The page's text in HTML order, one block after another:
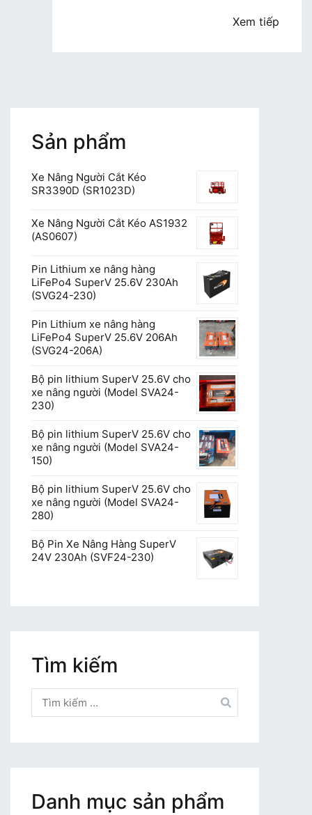
Xem tiếp
Sản phẩm
Xe Nâng Người Cắt Kéo
SR3390D (SR1023D)
Xe Nâng Người Cắt Kéo AS1932
(AS0607)
Pin Lithium xe nâng hàng
LiFePo4 SuperV 25.6V 230Ah
(SVG24-230)
Pin Lithium xe nâng hàng
LiFePo4 SuperV 25.6V 206Ah
(SVG24-206A)
Bộ pin lithium SuperV 25.6V cho
xe nâng người (Model SVA24-
230)
Bộ pin lithium SuperV 25.6V cho
xe nâng người (Model SVA24-
150)
Bộ pin lithium SuperV 25.6V cho
xe nâng người (Model SVA24-
280)
Bộ Pin Xe Nâng Hàng SuperV
24V 230Ah (SVF24-230)
Tìm kiếm
kiếm
cho:
Danh mục sản phẩm